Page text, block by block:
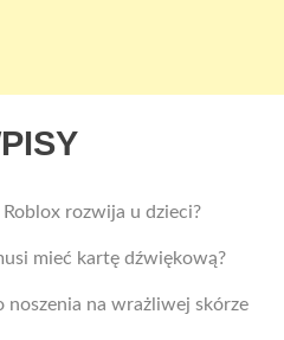
rozwija u dzieci?
mieć kartę dźwiękową?
noszenia na wrażliwej skórze